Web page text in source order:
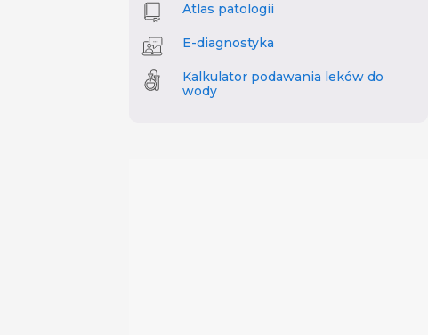
Atlas patologii
E-diagnostyka
Kalkulator podawania leków do
wody